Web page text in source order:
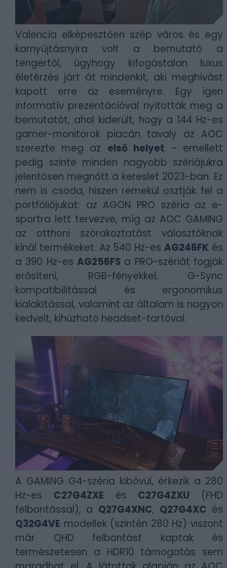
Valencia elképesztően szép város és egy
karnyújtásnyira volt a bemutató a
tengertől, úgyhogy kifogástalan luxus
életérzés járt át mindenkit, aki meghívást
kapott erre az eseményre. Egy igen
informatív prezentációval nyitották meg a
bemutatót, ahol kiderült, hogy a 144 Hz-es
gamer-monitorok piacán tavaly az AOC
szerezte meg az első helyet – emellett
pedig szinte minden nagyobb szériájukra
jelentősen megnőtt a kereslet 2023-ban. Ez
nem is csoda, hiszen remekül osztják fel a
portfóliójukat: az AGON PRO széria az e-
sportra lett tervezve, míg az AOC GAMING
az otthoni szórakoztatást választóknak
kínál termékeket. Az 540 Hz-esAG246FK és
a 390 Hz-es AG256FS a PRO-szériát fogják
erősíteni, RGB-fényekkel, G-Sync
kompatibilitással és ergonomikus
kialakítással, valamint az általam is nagyon
kedvelt, kihúzható headset-tartóval.
A GAMING G4-széria kibővül, érkezik a 280
Hz-es C27G4ZXE és C27G4ZXU (FHD
felbontással), a Q27G4XNC, Q27G4XC és
Q32G4VE modellek (szintén 280 Hz) viszont
már QHD felbontást kaptak és
természetesen a HDR10 támogatás sem